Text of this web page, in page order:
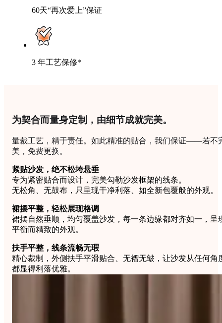
60天“再次爱上”保证
3 年工艺保修*
为契合而量身定制，由细节成就完美。
量裁工艺，精于责任。如此精准的贴合，我们保证——若不
美，免费更换。
紧贴沙发，绝不松垮悬垂
专为紧密贴合而设计，完美勾勒沙发框架的线条。
无松角、无鼓布，只呈现干净利落、如全新包覆般的外观。
裙摆平整，轻松展现格调
裙摆自然垂顺，均匀覆盖沙发，每一条边缘都对齐如一，呈
平衡而精致的外观。
扶手平整，线条流畅无瑕
精心裁制，外侧扶手平滑贴合、无褶无皱，让沙发从任何角
都显得利落优雅。